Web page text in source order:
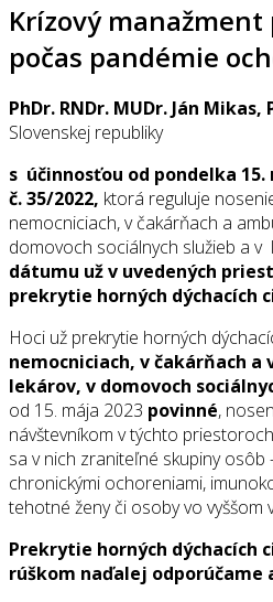
Krízový manažment
počas pandémie
PhDr. RNDr. MUDr. Ján Mikas,
Slovenskej republiky
s účinnosťou od pondelka
č. 35/2022, ktorá reguluje
nemocniciach, v čakárňach a
domovoch sociálnych služieb a v
dátumu už v uvedených
prekrytie horných dýchacích
Hoci už prekrytie horných
nemocniciach, v čakárňach a
lekárov, v domovoch
od 15. mája 2023 povinné,
návštevníkom v týchto
sa v nich zraniteľné skupiny osôb
chronickými ochoreniami,
tehotné ženy či osoby vo vyššom
Prekrytie horných dýchacích
rúškom naďalej odporúčame